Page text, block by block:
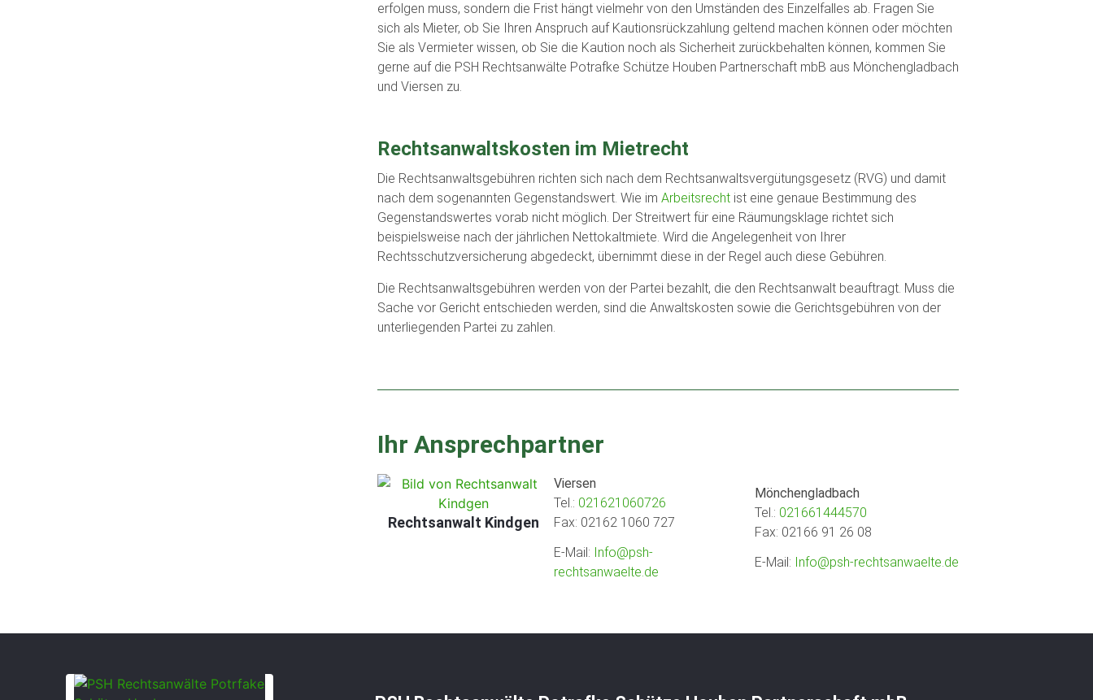
erfolgen muss, sondern die Frist hängt vielmehr von den Umständen des Einzelfalles ab. Fragen Sie
sich als Mieter, ob Sie Ihren Anspruch auf Kautionsrückzahlung geltend machen können oder möchten
Sie als Vermieter wissen, ob Sie die Kaution noch als Sicherheit zurückbehalten können, kommen Sie
gerne auf die PSH Rechtsanwälte Potrafke Schütze Houben Partnerschaft mbB aus Mönchengladbach
und Viersen zu.
Rechtsanwaltskosten im Mietrecht
Die Rechtsanwaltsgebühren richten sich nach dem Rechtsanwaltsvergütungsgesetz (RVG) und damit
nach dem sogenannten Gegenstandswert. Wie imArbeitsrecht ist eine genaue Bestimmung des
Gegenstandswertes vorab nicht möglich. Der Streitwert für eine Räumungsklage richtet sich
beispielsweise nach der jährlichen Nettokaltmiete. Wird die Angelegenheit von Ihrer
Rechtsschutzversicherung abgedeckt, übernimmt diese in der Regel auch diese Gebühren.
Die Rechtsanwaltsgebühren werden von der Partei bezahlt, die den Rechtsanwalt beauftragt. Muss die
Sache vor Gericht entschieden werden, sind die Anwaltskosten sowie die Gerichtsgebühren von der
unterliegenden Partei zu zahlen.
Ihr Ansprechpartner
Rechtsanwalt Kindgen
Viersen
Tel.: 021621060726
Fax: 02162 1060 727
E-Mail: Info@psh-
rechtsanwaelte.de
Mönchengladbach
Tel.: 021661444570
Fax: 02166 91 26 08
E-Mail: Info@psh-rechtsanwaelte.de